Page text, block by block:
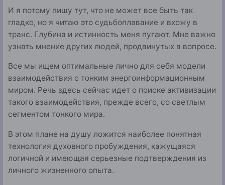
И я потому пишу тут, что не может все быть так
гладко, но я читаю это судьбоплавание и вхожу в
транс. Глубина и истинность меня пугают. Мне важно
узнать мнение других людей, продвинутых в вопросе.
Все мы ищем оптимальные лично для себя модели
взаимодействия с тонким энергоинформационным
миром. Речь здесь сейчас идет о поиске активизации
такого взаимодействия, прежде всего, со светлым
сегментом тонкого мира.
В этом плане на душу ложится наиболее понятная
технология духовного пробуждения, кажущаяся
логичной и имеющая серьезные подтверждения из
личного жизненного опыта.